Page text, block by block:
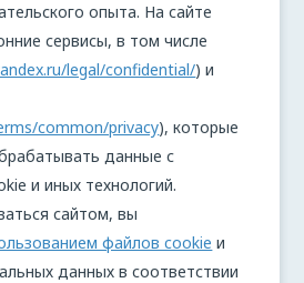
опыта. На сайте
сервисы, в том числе
legal/confidential/) и
common/privacy), которые
данные с
и иных технологий.
сайтом, вы
файлов cookie и
данных в соответствии